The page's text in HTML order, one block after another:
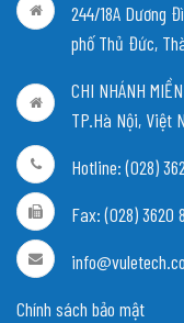
244/18A Dương
phố Thủ Đức,
CHI NHÁNH
TP.Hà Nội, Việt
Hotline: (028)
Fax: (028) 3620
Chính sách bảo mật